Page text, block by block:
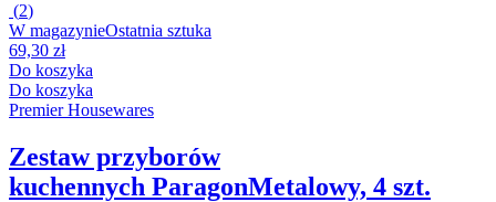
(2)
W magazynieOstatnia sztuka
69,30 zł
Do koszyka
Do koszyka
Premier Housewares
Zestaw przyborów
kuchennych ParagonMetalowy, 4 szt.